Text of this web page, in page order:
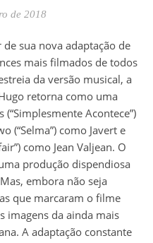
de 2018
mais filmados de todos
da versão musical, a
retorna como uma
Acontece”)
(“Selma”) como Javert e
como Jean Valjean. O
produção dispendiosa
embora não seja
que marcaram o filme
imagens da ainda mais
A adaptação constante